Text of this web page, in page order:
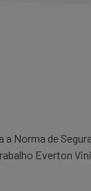
Norma de
Everton